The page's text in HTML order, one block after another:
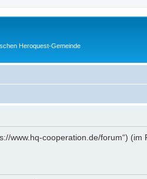
Heroquest-Gemeinde
www.hq-cooperation.de/forum“)